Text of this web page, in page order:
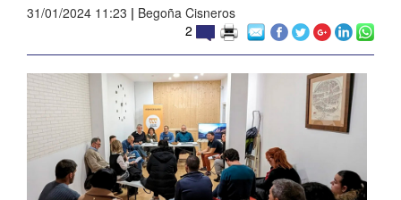
31/01/2024 11:23 | Begoña Cisneros
2